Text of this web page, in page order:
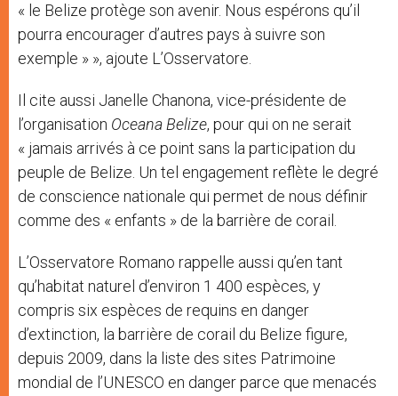
« le Belize protège son avenir. Nous espérons qu’il
pourra encourager d’autres pays à suivre son
exemple » », ajoute L’Osservatore.
Il cite aussi Janelle Chanona, vice-présidente de
l’organisation Oceana Belize, pour qui on ne serait
« jamais arrivés à ce point sans la participation du
peuple de Belize. Un tel engagement reflète le degré
de conscience nationale qui permet de nous définir
comme des « enfants » de la barrière de corail.
L’Osservatore Romano rappelle aussi qu’en tant
qu’habitat naturel d’environ 1 400 espèces, y
compris six espèces de requins en danger
d’extinction, la barrière de corail du Belize figure,
depuis 2009, dans la liste des sites Patrimoine
mondial de l’UNESCO en danger parce que menacés